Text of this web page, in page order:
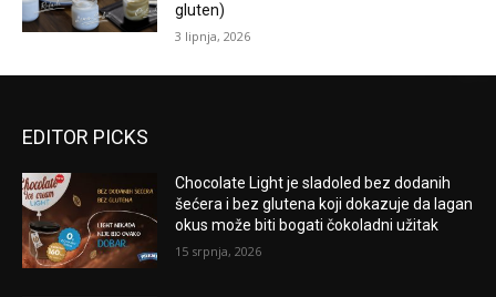
gluten)
3 lipnja, 2026
EDITOR PICKS
Chocolate Light je sladoled bez dodanih
šećera i bez glutena koji dokazuje da lagan
okus može biti bogati čokoladni užitak
15 srpnja, 2026